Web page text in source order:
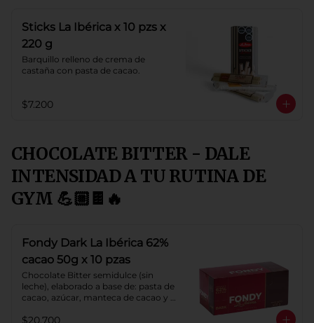
Sticks La Ibérica x 10 pzs x
220 g
Barquillo relleno de crema de
castaña con pasta de cacao.
$7.200
CHOCOLATE BITTER - DALE
INTENSIDAD A TU RUTINA DE
GYM 💪🏼🍫🔥
Fondy Dark La Ibérica 62%
cacao 50g x 10 pzas
Chocolate Bitter semidulce (sin
leche), elaborado a base de: pasta de
cacao, azúcar, manteca de cacao y
Cacao: 62%
$20.700